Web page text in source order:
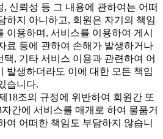
, 신뢰성 등 그 내용에 관하여는 어떠
하지 아니하고, 회원은 자기의 책임
이용하며, 서비스를 이용하여 게시
료 등에 관하여 손해가 발생하거나
택, 기타 서비스 이용과 관련하여 어
발생하더라도 이에 대한 모든 책임
습니다.
18조의 규정에 위반하여 회원간 또
간에 서비스를 매개로 하여 물품거
여 어떠한 책임도 부담하지 않습니